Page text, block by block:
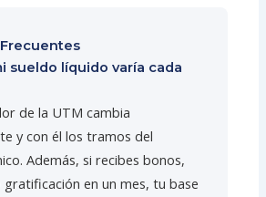
sueldo líquido varía cada
de la UTM cambia
y con él los tramos del
Además, si recibes bonos,
gratificación en un mes, tu base